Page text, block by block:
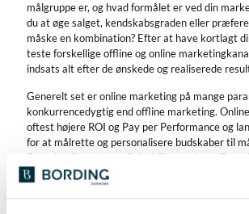
målgruppe er, og hvad formålet er ved din
du at øge salget, kendskabsgraden eller
måske en kombination? Efter at have kortlagt
teste forskellige offline og online
indsats alt efter de ønskede og realiserede
Generelt set er online marketing på mange
konkurrencedygtig end offline marketing.
oftest højere ROI og Pay per Performance og
for at målrette og personalisere budskaber til
Desuden får du mere fleksibilitet og langt flere
værdifulde for dig ift. at tilpasse din indsats.
Af den grund vil du opleve, at dine